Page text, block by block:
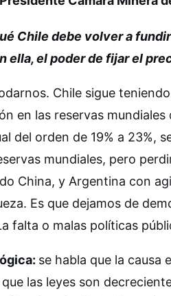
Chile debe volver a
ella, el poder de fijar el
Chile sigue
en las reservas
del orden de 19% a 23%,
mundiales, pero
China, y Argentina con
Es que dejamos de
falta o malas políticas
se habla que la causa
las leyes son